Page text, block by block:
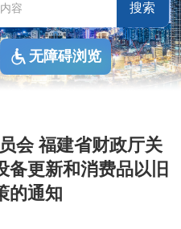
搜索
无障碍浏览
会 福建省财政厅关
备更新和消费品以旧
的通知